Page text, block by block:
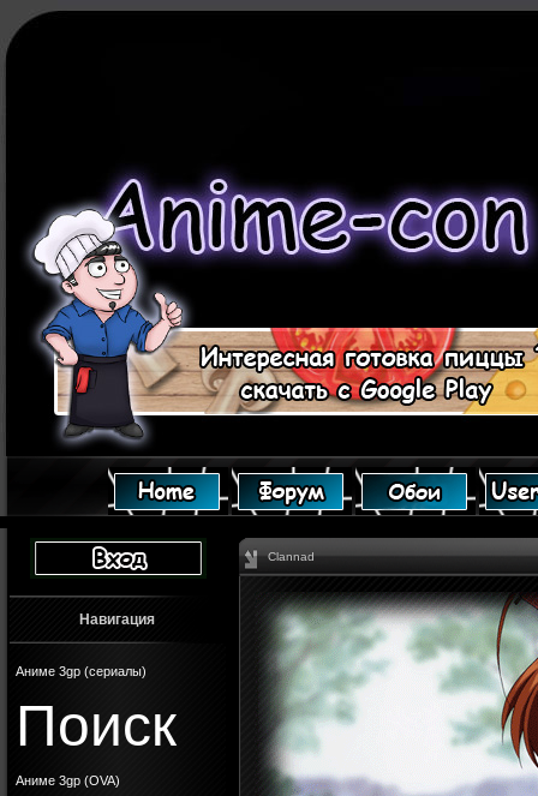
Навигация
Аниме 3gp (сериалы)
Поиск
Аниме 3gp (OVA)
Clannad